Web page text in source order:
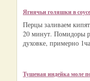
Ягнячьи голяшки в
Перцы заливаем
20 минут. Помидоры
духовке, примерно
Тушеная индейка моле